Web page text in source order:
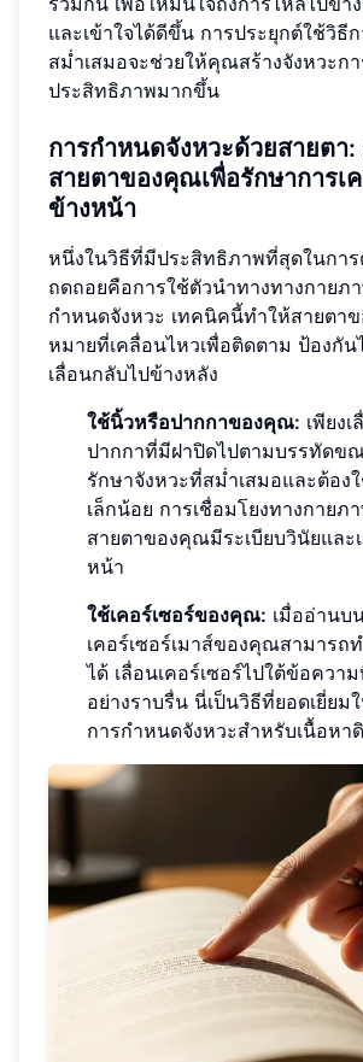
และเข้าใจได้ดีขึ้น การประยุกต์ใช้วิธี
สม่ำเสมอจะช่วยให้คุณสร้างจังหวะก
ประสิทธิภาพมากขึ้น
การกำหนดจังหวะด้วยสายตา:
สายตาของคุณเพื่อรักษาการเ
ข้างหน้า
หนึ่งในวิธีที่มีประสิทธิภาพที่สุดในกา
ถดถอยคือการใช้ตัวนำทางทางกายภ
กำหนดจังหวะ เทคนิคนี้ทำให้สายตา
หมายที่เคลื่อนไหวเพื่อติดตาม ป้องกัน
เลื่อนกลับไปข้างหลัง
ใช้นิ้วหรือปากกาของคุณ: เพียง
ปากกาที่มีฝาปิดไปตามบรรทัด
รักษาจังหวะที่สม่ำเสมอและต้อง
เล็กน้อย การเชื่อมโยงทางกายภ
สายตาของคุณมีระเบียบวินัยและ
หน้า
ใช้เคอร์เซอร์ของคุณ: เมื่ออ่านบ
เคอร์เซอร์เมาส์ของคุณสามารถ
ได้ เลื่อนเคอร์เซอร์ไปใต้ข้อคว
อย่างราบรื่น นี่เป็นวิธีที่ยอดเยี่ยม
การกำหนดจังหวะสำหรับเนื้อหา